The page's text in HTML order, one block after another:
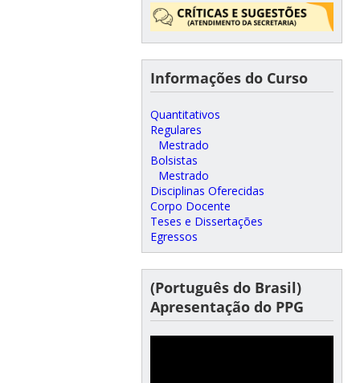
Informações do Curso
Quantitativos
Regulares
Mestrado
Bolsistas
Mestrado
Disciplinas Oferecidas
Corpo Docente
Teses e Dissertações
Egressos
(Português do Brasil)
Apresentação do PPG